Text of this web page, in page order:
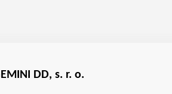
DD, s. r. o.